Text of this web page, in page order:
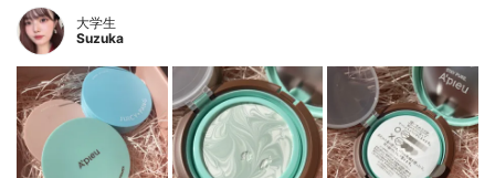
エキス、サトウキビエキス、オレンジ果実
エキス、レモン果実エキス、加水分解コラ
ーゲン、サトウカエデエキス、グレープフ
ルーツ果皮油、リンゴ果実エキス、エチル
ヘキシルトリアゾン、キャンデリラロウ、
（ジメチコン／ビニルジメチコン）クロス
大学生
Suzuka